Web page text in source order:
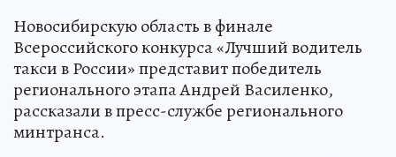
Новосибирскую область в финале
Всероссийского конкурса «Лучший водитель
такси в России» представит победитель
регионального этапа Андрей Василенко,
рассказали в пресс-службе регионального
минтранса.